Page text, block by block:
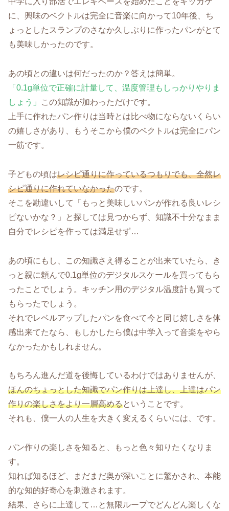
に、興味のベクトルは完全に音楽に向かって10年後、ち
ょっとしたスランプのさなか久しぶりに作ったパンがとて
も美味しかったのです。
あの頃との違いは何だったのか？答えは簡単。
「0.1g単位で正確に計量して、温度管理もしっかりやりま
しょう」
この知識が加わっただけです。
上手に作れたパン作りは当時とは比べ物にならないくらい
の嬉しさがあり、もうそこから僕のベクトルは完全にパン
一筋です。
子どもの頃はレシピ通りに作っているつもりでも、全然レ
シピ通りに作れていなかったのです。
そこを勘違いして「もっと美味しいパンが作れる良いレシ
ピないかな？」と探しては見つからず、知識不十分なまま
自分でレシピを作っては満足せず…
あの頃にもし、この知識さえ得ることが出来ていたら、き
っと親に頼んで0.1g単位のデジタルスケールを買ってもら
ったことでしょう。キッチン用のデジタル温度計も買って
もらったでしょう。
それでレベルアップしたパンを食べて今と同じ嬉しさを体
感出来てたなら、もしかしたら僕は中学入って音楽をやら
なかったかもしれません。
もちろん進んだ道を後悔しているわけではありませんが、
ほんのちょっとした知識でパン作りは上達し、上達はパン
作りの楽しさをより一層高めるということです。
それも、僕一人の人生を大きく変えるくらいには、です。
パン作りの楽しさを知ると、もっと色々知りたくなりま
す。
知れば知るほど、まだまだ奥が深いことに驚かされ、本能
的な知的好奇心を刺激されます。
結果、さらに上達して…と無限ループでどんどん楽しくな